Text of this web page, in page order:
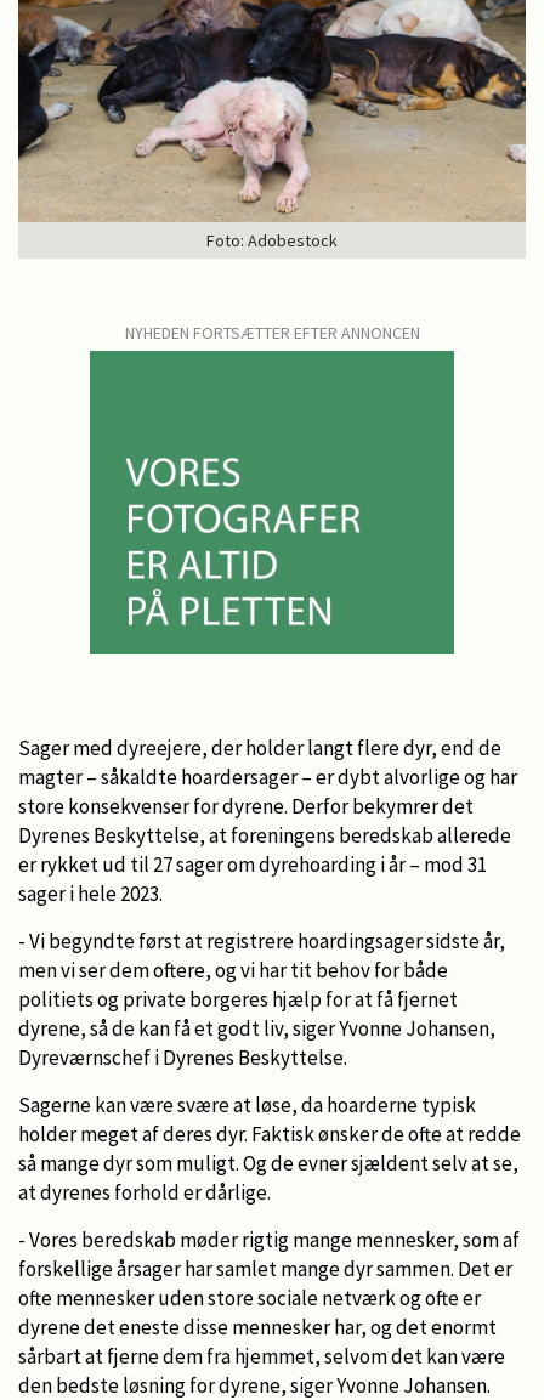
Foto: Adobestock
NYHEDEN FORTSÆTTER EFTER ANNONCEN
Sager med dyreejere, der holder langt flere dyr, end de
magter – såkaldte hoardersager – er dybt alvorlige og har
store konsekvenser for dyrene. Derfor bekymrer det
Dyrenes Beskyttelse, at foreningens beredskab allerede
er rykket ud til 27 sager om dyrehoarding i år – mod 31
sager i hele 2023.
- Vi begyndte først at registrere hoardingsager sidste år,
men vi ser dem oftere, og vi har tit behov for både
politiets og private borgeres hjælp for at få fjernet
dyrene, så de kan få et godt liv, siger Yvonne Johansen,
Dyreværnschef i Dyrenes Beskyttelse.
Sagerne kan være svære at løse, da hoarderne typisk
holder meget af deres dyr. Faktisk ønsker de ofte at redde
så mange dyr som muligt. Og de evner sjældent selv at se,
at dyrenes forhold er dårlige.
- Vores beredskab møder rigtig mange mennesker, som af
forskellige årsager har samlet mange dyr sammen. Det er
ofte mennesker uden store sociale netværk og ofte er
dyrene det eneste disse mennesker har, og det enormt
sårbart at fjerne dem fra hjemmet, selvom det kan være
den bedste løsning for dyrene, siger Yvonne Johansen.